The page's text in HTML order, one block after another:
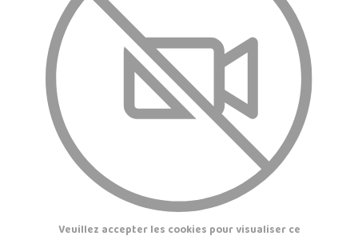
Veuillez accepter les cookies pour visualiser ce